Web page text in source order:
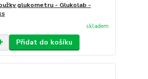
glukometru - Glukolab -
skladem
Přidat do košíku